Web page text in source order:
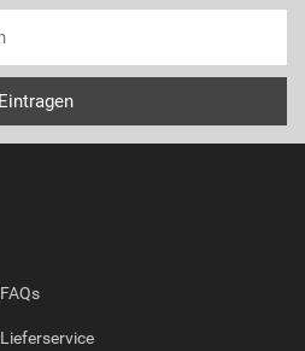
FAQs
Lieferservice